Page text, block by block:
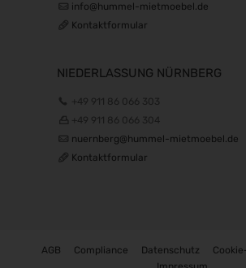
info@hummel-mietmoebel.de
Kontaktformular
NIEDERLASSUNG NÜRNBERG
+49 911 86 066 303
+49 911 86 066 304
nuernberg@hummel-mietmoebel.de
Kontaktformular
AGB Compliance Datenschutz